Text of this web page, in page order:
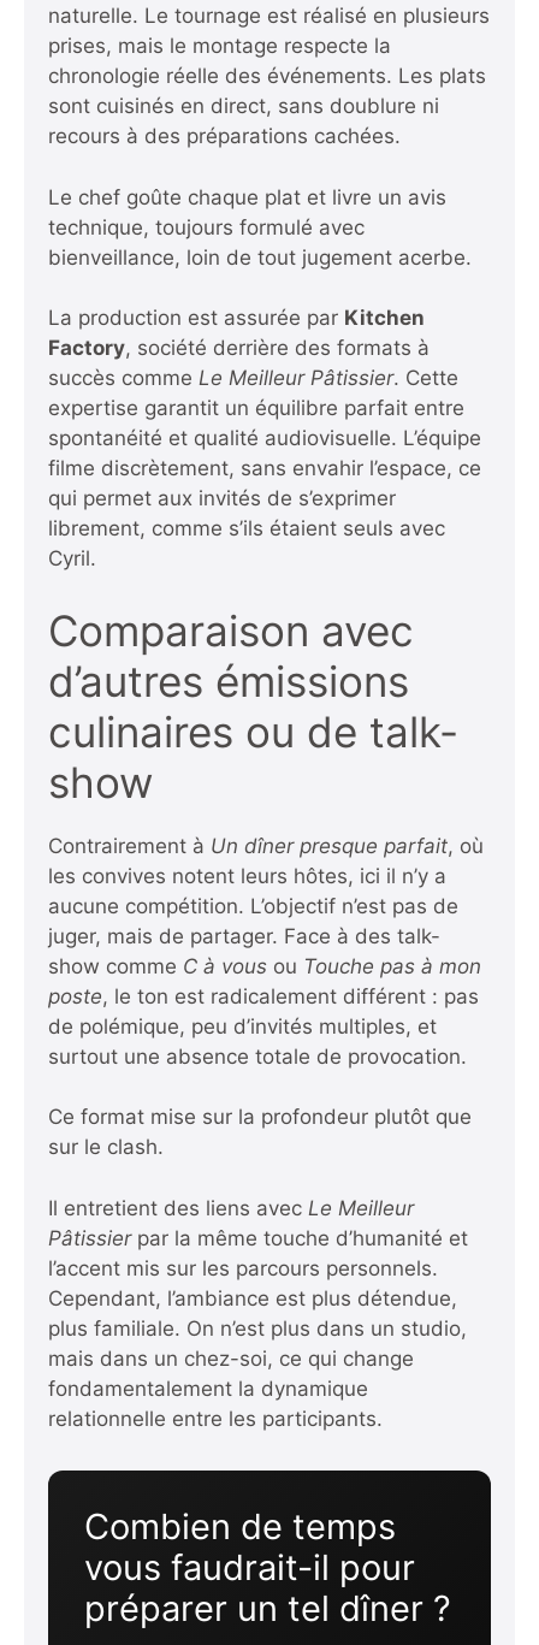
naturelle. Le tournage est réalisé en plusieurs
prises, mais le montage respecte la
chronologie réelle des événements. Les plats
sont cuisinés en direct, sans doublure ni
recours à des préparations cachées.
Le chef goûte chaque plat et livre un avis
technique, toujours formulé avec
bienveillance, loin de tout jugement acerbe.
La production est assurée par Kitchen
Factory, société derrière des formats à
succès comme Le Meilleur Pâtissier. Cette
expertise garantit un équilibre parfait entre
spontanéité et qualité audiovisuelle. L’équipe
filme discrètement, sans envahir l’espace, ce
qui permet aux invités de s’exprimer
librement, comme s’ils étaient seuls avec
Cyril.
Comparaison avec
d’autres émissions
culinaires ou de talk-
show
Contrairement à Un dîner presque parfait, où
les convives notent leurs hôtes, ici il n’y a
aucune compétition. L’objectif n’est pas de
juger, mais de partager. Face à des talk-
show comme C à vous ou Touche pas à mon
poste, le ton est radicalement différent : pas
de polémique, peu d’invités multiples, et
surtout une absence totale de provocation.
Ce format mise sur la profondeur plutôt que
sur le clash.
Il entretient des liens avec Le Meilleur
Pâtissierpar la même touche d’humanité et
l’accent mis sur les parcours personnels.
Cependant, l’ambiance est plus détendue,
plus familiale. On n’est plus dans un studio,
mais dans un chez-soi, ce qui change
fondamentalement la dynamique
relationnelle entre les participants.
Combien de temps
vous faudrait-il pour
préparer un tel dîner ?